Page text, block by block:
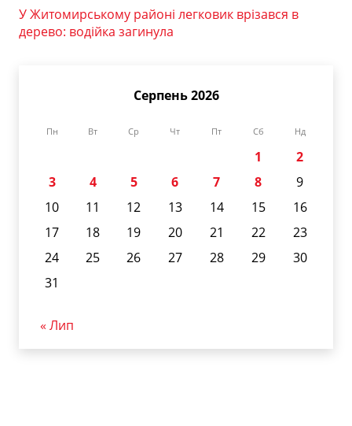
У Житомирському районі легковик врізався в
дерево: водійка загинула
Серпень 2026
Пн Вт Ср Чт Пт Сб Нд
1
2
3
4 5 6 7 8
9
10
11 12 13 14 15
16
17
18 19 20 21 22
23
24
25 26 27 28 29
30
31
« Лип